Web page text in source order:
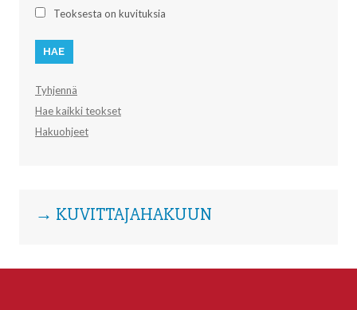
Teoksesta on kuvituksia
Tyhjennä
Hae kaikki teokset
Hakuohjeet
→ KUVITTAJAHAKUUN